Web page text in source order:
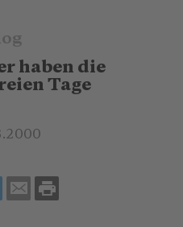
haben die
Tage